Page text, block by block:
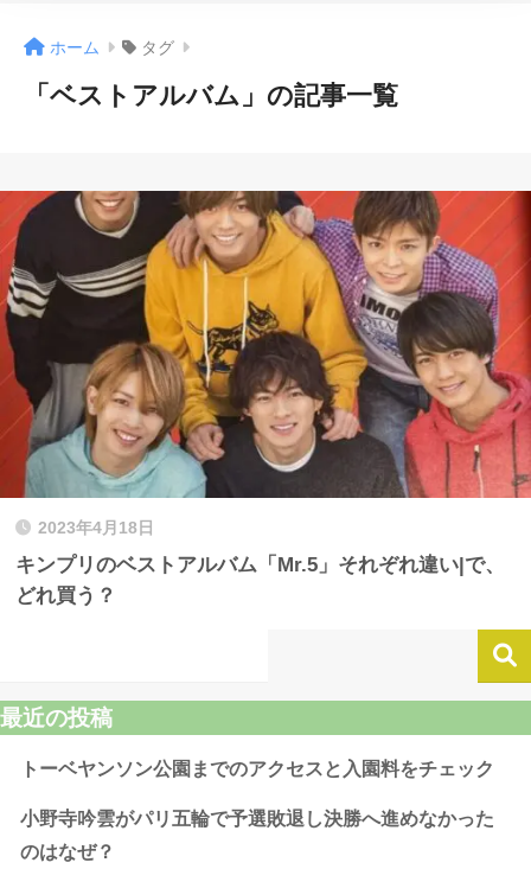
ホーム タグ
「ベストアルバム」の記事一覧
2023年4月18日
キンプリのベストアルバム「Mr.5」それぞれ違い|で、
どれ買う？
最近の投稿
トーベヤンソン公園までのアクセスと入園料をチェック
小野寺吟雲がパリ五輪で予選敗退し決勝へ進めなかった
のはなぜ？